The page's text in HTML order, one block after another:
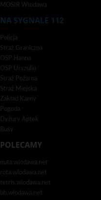
MOSIR Włodawa
NA SYGNALE 112
Policja
Straż Graniczna
OSP Hanna
OSP Urszulin
Straż Pożarna
Straż Miejska
Zakład Karny
Pogoda
Dyżury Aptek
Busy
POLECAMY
nuta.wlodawa.net
rota.wlodawa.net
tetris.wlodawa.net
bb.wlodawa.net